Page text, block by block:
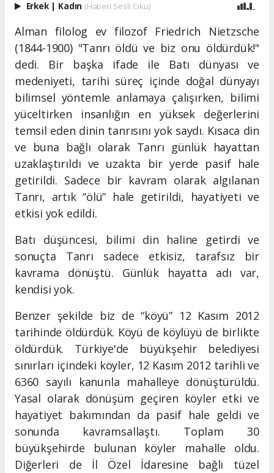
Erkek | Kadın (Haberi Sesli Oku)
Alman filolog ev filozof Friedrich Nietzsche
(1844-1900) "Tanrı öldü ve biz onu öldürdük!"
dedi. Bir başka ifade ile Batı dünyası ve
medeniyeti, tarihi süreç içinde doğal dünyayı
bilimsel yöntemle anlamaya çalışırken, bilimi
yüceltirken insanlığın en yüksek değerlerini
temsil eden dinin tanrısını yok saydı. Kısaca din
ve buna bağlı olarak Tanrı günlük hayattan
uzaklaştırıldı ve uzakta bir yerde pasif hale
getirildi. Sadece bir kavram olarak algılanan
Tanrı, artık “ölü” hale getirildi, hayatiyeti ve
etkisi yok edildi.
Batı düşüncesi, bilimi din haline getirdi ve
sonuçta Tanrı sadece etkisiz, tarafsız bir
kavrama dönüştü. Günlük hayatta adı var,
kendisi yok.
Benzer şekilde biz de “köyü” 12 Kasım 2012
tarihinde öldürdük. Köyü de köylüyü de birlikte
öldürdük. Türkiye'de büyükşehir belediyesi
sınırları içindeki köyler, 12 Kasım 2012 tarihli ve
6360 sayılı kanunla mahalleye dönüştürüldü.
Yasal olarak dönüşüm geçiren köyler etki ve
hayatiyet bakımından da pasif hale geldi ve
sonunda kavramsallaştı. Toplam 30
büyükşehirde bulunan köyler mahalle oldu.
Diğerleri de İl Özel İdaresine bağlı tüzel